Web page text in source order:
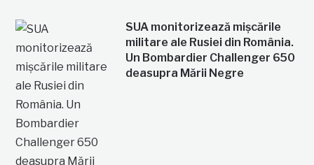
SUA monitorizează mișcările
militare ale Rusiei din România.
Un Bombardier Challenger 650
deasupra Mării Negre